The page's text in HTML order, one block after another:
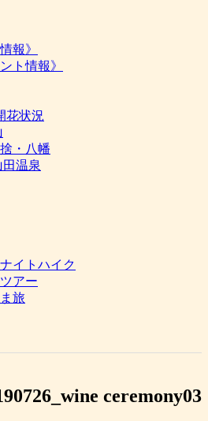
報》
ト情報》
花状況
・八幡
温泉
イトハイク
アー
旅
ceremony03